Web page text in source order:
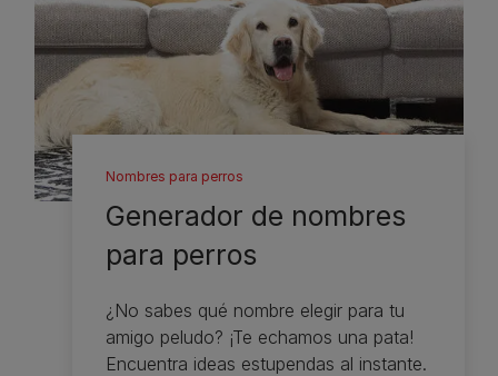
Nombres para perros
Generador de nombres
para perros
¿No sabes qué nombre elegir para tu
amigo peludo? ¡Te echamos una pata!
Encuentra ideas estupendas al instante.